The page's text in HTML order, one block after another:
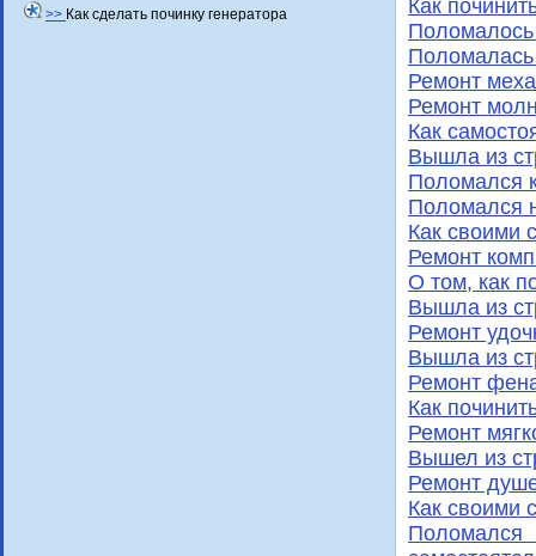
>> Как сделать починку генератора
Как
Поломалась
Ремонт
Ремонт
Как
Вышла из
Поломался
Поломался
Как своими
Ремонт
О том, как
Вышла из
Ремонт
Вышла из
Ремонт
Как
Ремонт
Вышел из
Ремонт
Как своими